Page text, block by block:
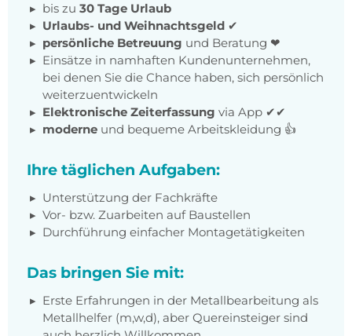
bis zu 30 Tage Urlaub
Urlaubs- und Weihnachtsgeld ✔
persönliche Betreuung und Beratung ❤
Einsätze in namhaften Kundenunternehmen,
bei denen Sie die Chance haben, sich persönlich
weiterzuentwickeln
Elektronische Zeiterfassung via App ✔✔
moderne und bequeme Arbeitskleidung 👍
Ihre täglichen Aufgaben:
Unterstützung der Fachkräfte
Vor- bzw. Zuarbeiten auf Baustellen
Durchführung einfacher Montagetätigkeiten
Das bringen Sie mit:
Erste Erfahrungen in der Metallbearbeitung als
Metallhelfer (m,w,d), aber Quereinsteiger sind